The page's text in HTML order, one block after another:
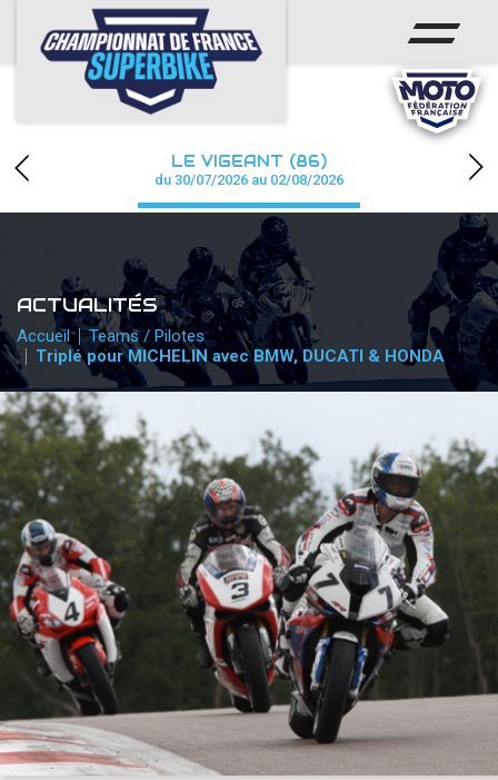
ACCUEIL
CHAMPIONNAT
CALENDRIER
PHOTOS / WEB TV
PARTENAIRES
PRESSE
PRESSE
accéder à la billetterie
LE VIGEANT (86)
du 30/07/2026 au 02/08/2026
ACTUALITÉS
Accueil
Teams / Pilotes
Triplé pour MICHELIN avec BMW, DUCATI & HONDA